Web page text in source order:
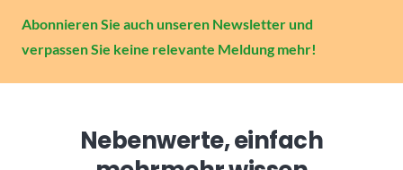
Abonnieren Sie auch unseren Newsletter und
verpassen Sie keine relevante Meldung mehr!
Nebenwerte, einfach